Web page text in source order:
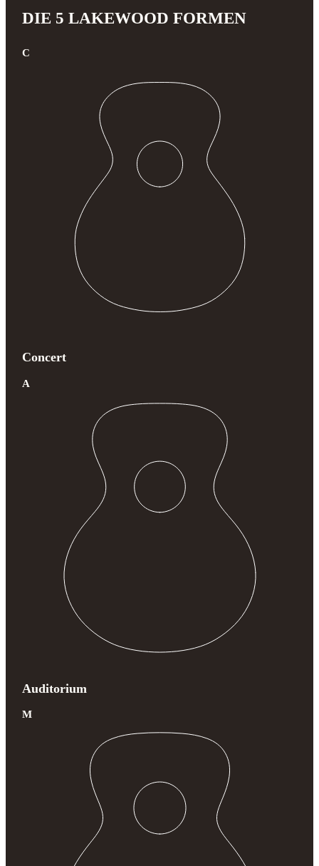
DIE 5 LAKEWOOD FORMEN
C
Concert
A
Auditorium
M